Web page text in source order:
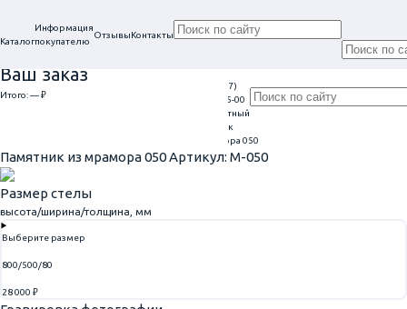
Каталог
Информация
покупателю
ОтзывыКонтакты
Ваш заказ
Итого:— ₽
Проконсультируем
+7 (917)
113-05-00
Обратный
звонок
Памятник из мрамора 050
Памятник из мрамора 050Артикул: M-050
Размер стелы
высота/ширина/толщина, мм
Выберите размер
800/500/80
28 000 ₽